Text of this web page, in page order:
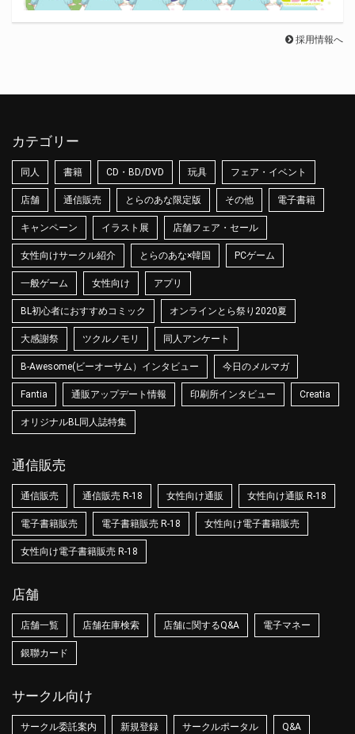
採用情報へ
カテゴリー
同人 書籍 CD・BD/DVD 玩具 フェア・イベント
店舗 通信販売 とらのあな限定版 その他 電子書籍
キャンペーン イラスト展 店舗フェア・セール
女性向けサークル紹介 とらのあな×韓国 PCゲーム
一般ゲーム 女性向け アプリ
BL初心者におすすめコミック オンラインとら祭り2020夏
大感謝祭 ツクルノモリ 同人アンケート
B-Awesome(ビーオーサム）インタビュー 今日のメルマガ
Fantia 通販アップデート情報 印刷所インタビュー Creatia
オリジナルBL同人誌特集
通信販売
通信販売 通信販売 R-18 女性向け通販 女性向け通販 R-18
電子書籍販売 電子書籍販売 R-18 女性向け電子書籍販売
女性向け電子書籍販売 R-18
店舗
店舗一覧 店舗在庫検索 店舗に関するQ&A 電子マネー
銀聯カード
サークル向け
サークル委託案内 新規登録 サークルポータル Q&A